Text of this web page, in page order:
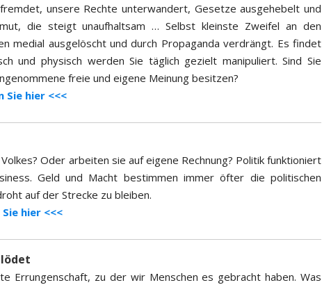
unsere Rechte unterwandert, Gesetze ausgehebelt und
die steigt unaufhaltsam … Selbst kleinste Zweifel an den
medial ausgelöscht und durch Propaganda verdrängt. Es findet
und physisch werden Sie täglich gezielt manipuliert. Sind Sie
freie und eigene Meinung besitzen?
Sie hier <<<
Oder arbeiten sie auf eigene Rechnung? Politik funktioniert
Geld und Macht bestimmen immer öfter die politischen
auf der Strecke zu bleiben.
hier <<<
Errungenschaft, zu der wir Menschen es gebracht haben. Was